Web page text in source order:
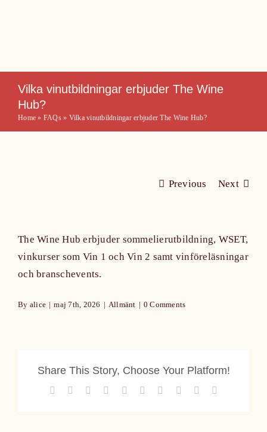
Vilka vinutbildningar erbjuder The Wine
Hub?
Home » FAQs» Vilka vinutbildningar erbjuder The Wine Hub?
Previous Next
The Wine Hub erbjuder sommelierutbildning, WSET,
vinkurser som Vin 1 och Vin 2 samt vinföreläsningar
och branschevents.
By alice | maj 7th, 2026 | Allmänt | 0 Comments
Share This Story, Choose Your Platform!
Facebook Reddit LinkedInWhatsApp
TumblrPinterest Xing